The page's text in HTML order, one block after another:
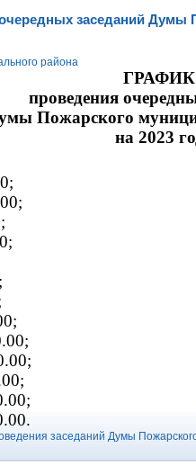
заседаний Думы
района
ГРАФИК
проведения
Пожарского
на 2023
заседаний Думы